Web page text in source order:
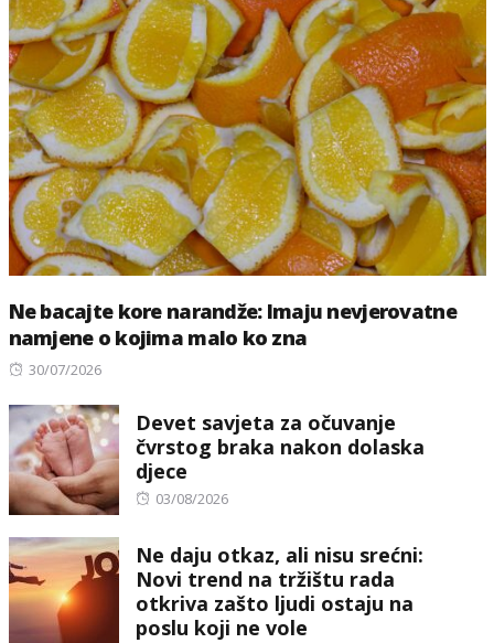
Ne bacajte kore narandže: Imaju nevjerovatne
namjene o kojima malo ko zna
Posted
30/07/2026
Devet savjeta za očuvanje
čvrstog braka nakon dolaska
djece
Posted
03/08/2026
Ne daju otkaz, ali nisu srećni:
Novi trend na tržištu rada
otkriva zašto ljudi ostaju na
poslu koji ne vole